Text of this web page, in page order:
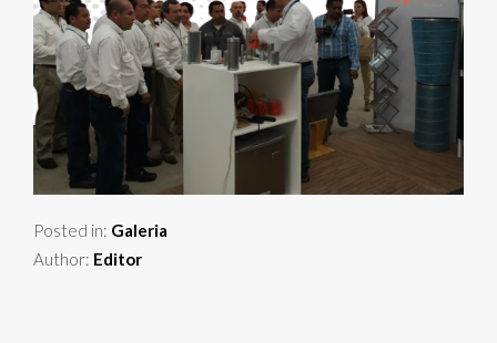
Posted in: Galeria
Author: Editor